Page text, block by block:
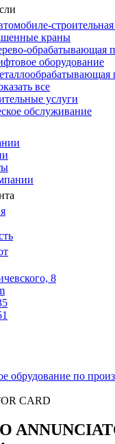
краны
обрабатывающая
оборудование
все
услуги
обслуживание
8
обрудование по
CARD